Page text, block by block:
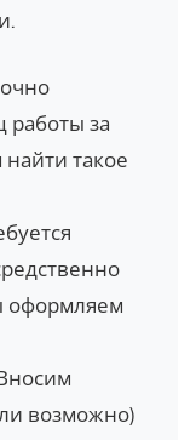
работы за
такое
оформляем
возможно)